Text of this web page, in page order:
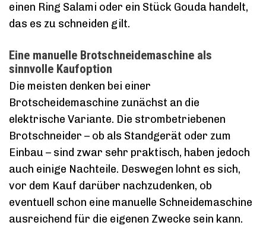
einen Ring Salami oder ein Stück Gouda handelt,
das es zu schneiden gilt.
Eine manuelle Brotschneidemaschine als
sinnvolle Kaufoption
Die meisten denken bei einer
Brotscheidemaschine zunächst an die
elektrische Variante. Die strombetriebenen
Brotschneider – ob als Standgerät oder zum
Einbau – sind zwar sehr praktisch, haben jedoch
auch einige Nachteile. Deswegen lohnt es sich,
vor dem Kauf darüber nachzudenken, ob
eventuell schon eine manuelle Schneidemaschine
ausreichend für die eigenen Zwecke sein kann.